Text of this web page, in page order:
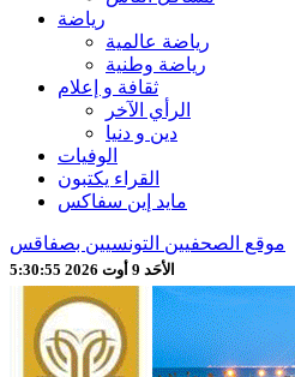
رياضة
رياضة عالمية
رياضة وطنية
ثقافة و إعلام
الرأي الآخر
دين و دنيا
الوفيات
القراء يكتبون
مايد إين سفاكس
موقع الصحفيين التونسيين بصفاقس
الأحَد 9 أوت 2026 5:30:57